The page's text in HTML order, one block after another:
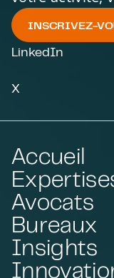
INSCRIVEZ-
LinkedIn
X
Accueil
Avocats
Bureaux
Insights